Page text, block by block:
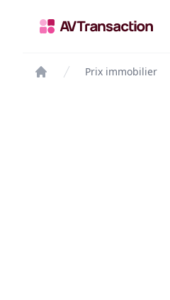
Prix immobilier